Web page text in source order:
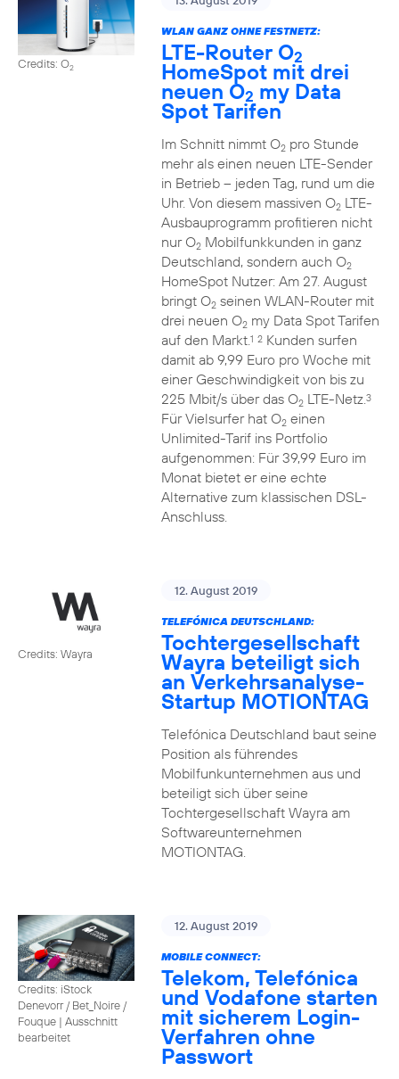
Credits: O2
WLAN GANZ OHNE FESTNETZ:
LTE-Router O2
HomeSpot mit drei
neuen O2 my Data
Spot Tarifen
Im Schnitt nimmt O2pro Stunde
mehr als einen neuen LTE-Sender
in Betrieb – jeden Tag, rund um die
Uhr. Von diesem massiven O2LTE-
Ausbauprogramm profitieren nicht
nur O2Mobilfunkkunden in ganz
Deutschland, sondern auch O2
HomeSpot Nutzer: Am 27. August
bringt O2seinen WLAN-Router mit
drei neuen O2my Data Spot Tarifen
auf den Markt.1 2Kunden surfen
damit ab 9,99 Euro pro Woche mit
einer Geschwindigkeit von bis zu
225 Mbit/s über das O2LTE-Netz.3
Für Vielsurfer hat O2einen
Unlimited-Tarif ins Portfolio
aufgenommen: Für 39,99 Euro im
Monat bietet er eine echte
Alternative zum klassischen DSL-
Anschluss.
Credits: Wayra
12. August 2019
TELEFÓNICA DEUTSCHLAND:
Tochtergesellschaft
Wayra beteiligt sich
an Verkehrsanalyse-
Startup MOTIONTAG
Telefónica Deutschland baut seine
Position als führendes
Mobilfunkunternehmen aus und
beteiligt sich über seine
Tochtergesellschaft Wayra am
Softwareunternehmen
MOTIONTAG.
Credits: iStock
Denevorr / Bet_Noire /
Fouque | Ausschnitt
bearbeitet
12. August 2019
MOBILE CONNECT:
Telekom, Telefónica
und Vodafone starten
mit sicherem Login-
Verfahren ohne
Passwort